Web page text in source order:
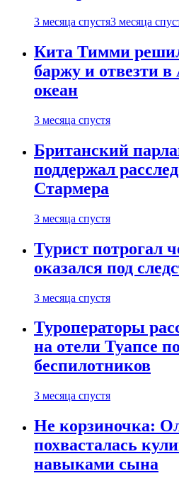
3 месяца спустя3 месяца
Кита Тимми
баржу и отвезти
океан
3 месяца спустя
Британский
поддержал
Стармера
3 месяца спустя
Турист потрогал
оказался под
3 месяца спустя
Туроператоры
на отели Туапсе
беспилотников
3 месяца спустя
Не корзиночка:
похвасталась
навыками сына